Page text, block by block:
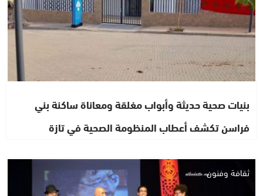
بنيات صحية حديثة وأبواب مغلقة ومعاناة ساكنة بني
فراسن تكشف أعطاب المنظومة الصحية في تازة
ثقافة وفنون